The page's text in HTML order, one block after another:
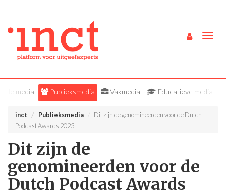
Alle media Publieksmedia Vakmedia Educatieve media
inct Publieksmedia
Dit zijn de genomineerden voor de Dutch
Podcast Awards 2023
Dit zijn de
genomineerden voor de
Dutch Podcast Awards